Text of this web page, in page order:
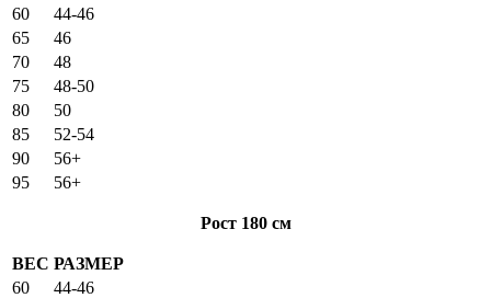
60
44-46
65
46
70
48
75
48-50
80
50
85
52-54
90
56+
95
56+
Рост 180 см
ВЕС РАЗМЕР
60
44-46